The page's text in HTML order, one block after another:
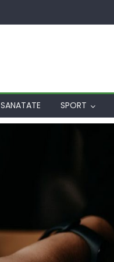
SANATATE SPORT